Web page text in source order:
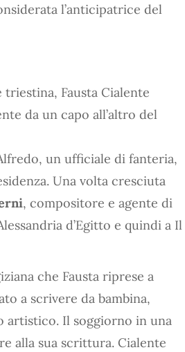
l’anticipatrice del
triestina, Fausta Cialente
da un capo all’altro del
un ufficiale di fanteria,
Una volta cresciuta
, compositore e agente di
d’Egitto e quindi a Il
che Fausta riprese a
a scrivere da bambina,
artistico. Il soggiorno in una
alla sua scrittura. Cialente